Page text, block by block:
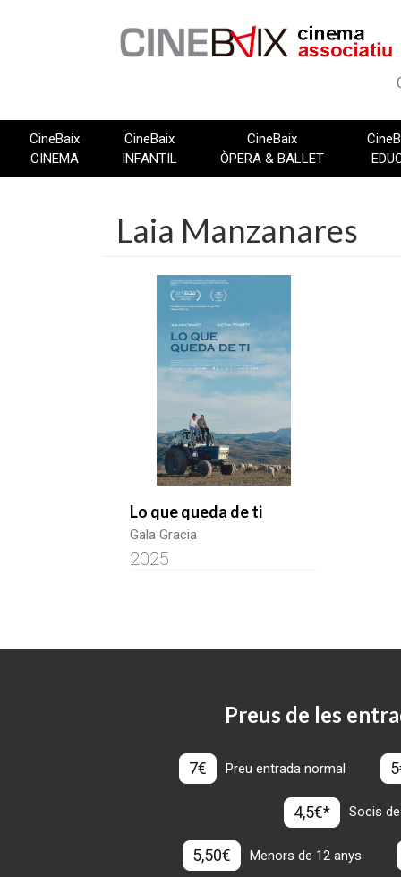
CineBaix
CINEMA
CineBaix
INFANTIL
CineBaix
ÒPERA & BALLET
Laia Manzanares
Lo que queda de ti
Gala Gracia
2025
Preus de les
7€ Preu entrada normal
4,5€* Socis
5,50€ Menors de 12 anys